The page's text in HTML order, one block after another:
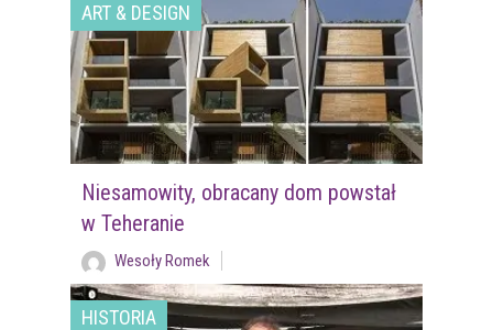
ART & DESIGN
Niesamowity, obracany dom powstał
w Teheranie
Wesoły Romek
HISTORIA